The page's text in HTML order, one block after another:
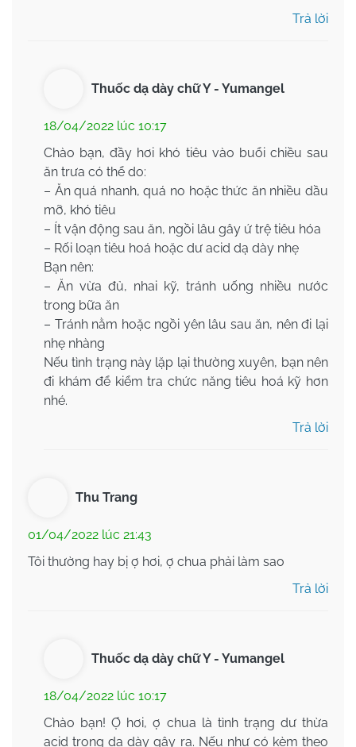
Trả lời
Thuốc dạ dày chữ Y - Yumangel
18/04/2022 lúc 10:17
Chào bạn, đầy hơi khó tiêu vào buổi chiều sau
ăn trưa có thể do:
– Ăn quá nhanh, quá no hoặc thức ăn nhiều dầu
mỡ, khó tiêu
– Ít vận động sau ăn, ngồi lâu gây ứ trệ tiêu hóa
– Rối loạn tiêu hoá hoặc dư acid dạ dày nhẹ
Bạn nên:
– Ăn vừa đủ, nhai kỹ, tránh uống nhiều nước
trong bữa ăn
– Tránh nằm hoặc ngồi yên lâu sau ăn, nên đi lại
nhẹ nhàng
Nếu tình trạng này lặp lại thường xuyên, bạn nên
đi khám để kiểm tra chức năng tiêu hoá kỹ hơn
nhé.
Trả lời
Thu Trang
01/04/2022 lúc 21:43
Tôi thường hay bị ợ hơi, ợ chua phải làm sao
Trả lời
Thuốc dạ dày chữ Y - Yumangel
18/04/2022 lúc 10:17
Chào bạn! Ợ hơi, ợ chua là tình trạng dư thừa
acid trong dạ dày gây ra. Nếu như có kèm theo